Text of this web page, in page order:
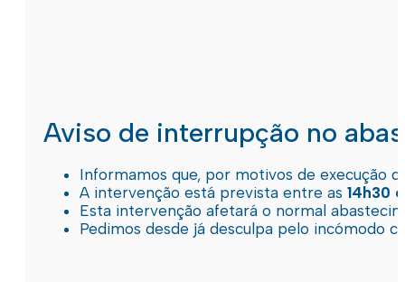
Aviso de interrupção no
Informamos que, por motivos de execução
A intervenção está prevista entre as 14h30
Esta intervenção afetará o normal
Pedimos desde já desculpa pelo incómodo